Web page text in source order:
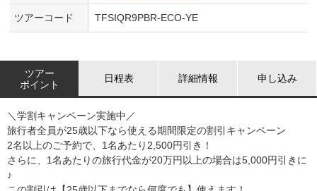
ツアーコード TFSIQR9PBR-ECO-YE
ツアー
ポイント
日程表 詳細情報 申し込み
＼学割キャンペーン実施中／
旅行者全員が25歳以下なら使える期間限定の割引キャンペーン
2名以上のご予約で、1名あたり2,500円引き！
さらに、1名あたりの旅行代金が20万円以上の場合は5,000円引きに
♪